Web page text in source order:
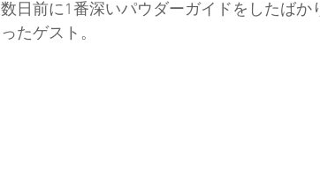
数日前に1番深いパウダーガイドをしたば
ったゲスト。